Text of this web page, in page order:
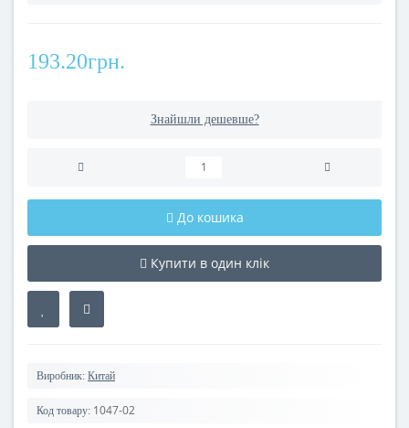
193.20грн.
Знайшли дешевше?
До кошика
Купити в один клік
Виробник: Китай
Код товару: 1047-02